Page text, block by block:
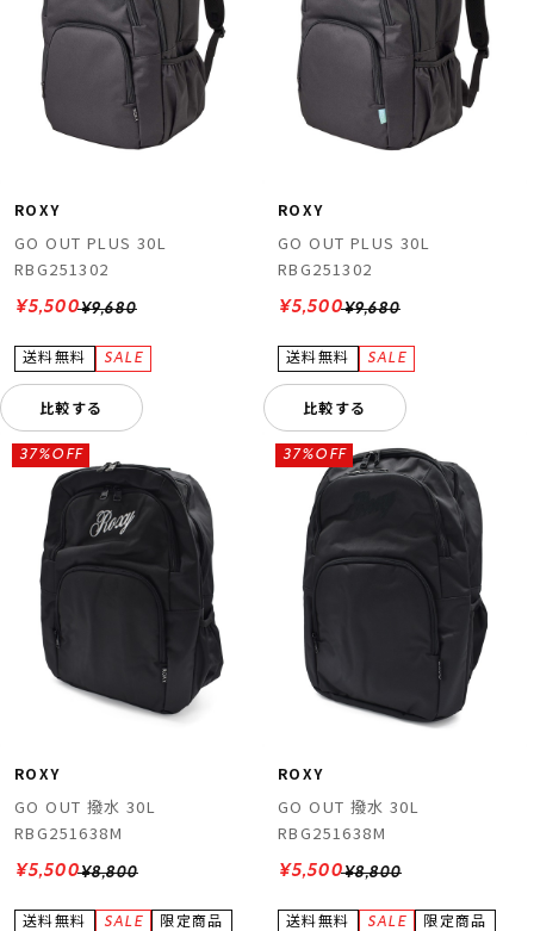
ROXY
GO OUT PLUS 30L
RBG251302
¥9,680
¥5,500
比較する
ROXY
GO OUT PLUS 30L
RBG251302
¥9,680
¥5,500
比較する
ROXY
GO OUT 撥水 30L
RBG251638M
¥8,800
37%OFF
¥5,500
ROXY
GO OUT 撥水 30L
RBG251638M
¥8,800
37%OFF
¥5,500